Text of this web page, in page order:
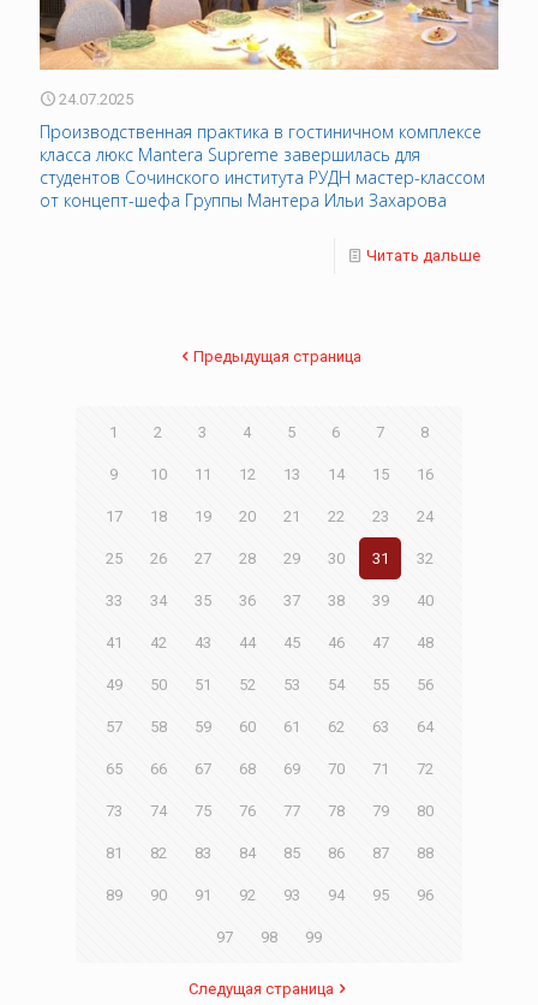
24.07.2025
Производственная практика в гостиничном комплексе
класса люкс Mantera Supreme завершилась для
студентов Сочинского института РУДН мастер-классом
от концепт-шефа Группы Мантера Ильи Захарова
Читать дальше
Предыдущая страница
1 2 3 4 5 6 7 8
9 10 11 12 13 14 15 16
17 18 19 20 21 22 23 24
25 26 27 28 29 30 31 32
33 34 35 36 37 38 39 40
41 42 43 44 45 46 47 48
49 50 51 52 53 54 55 56
57 58 59 60 61 62 63 64
65 66 67 68 69 70 71 72
73 74 75 76 77 78 79 80
81 82 83 84 85 86 87 88
89 90 91 92 93 94 95 96
97 98 99
Следущая страница